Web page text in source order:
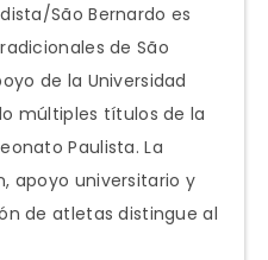
São Bernardo es
de São
de la Universidad
múltiples títulos de la
Paulista. La
apoyo universitario y
de atletas distingue al